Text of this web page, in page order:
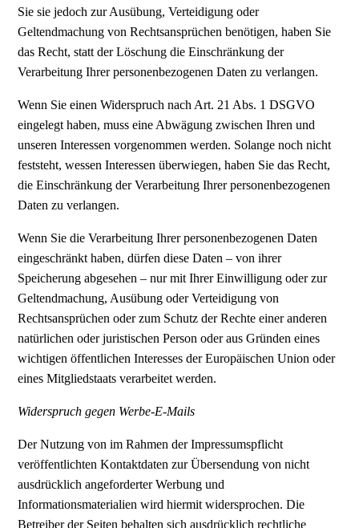
Sie sie jedoch zur Ausübung, Verteidigung oder
Geltendmachung von Rechtsansprüchen benötigen, haben Sie
das Recht, statt der Löschung die Einschränkung der
Verarbeitung Ihrer personenbezogenen Daten zu verlangen.
Wenn Sie einen Widerspruch nach Art. 21 Abs. 1 DSGVO
eingelegt haben, muss eine Abwägung zwischen Ihren und
unseren Interessen vorgenommen werden. Solange noch nicht
feststeht, wessen Interessen überwiegen, haben Sie das Recht,
die Einschränkung der Verarbeitung Ihrer personenbezogenen
Daten zu verlangen.
Wenn Sie die Verarbeitung Ihrer personenbezogenen Daten
eingeschränkt haben, dürfen diese Daten – von ihrer
Speicherung abgesehen – nur mit Ihrer Einwilligung oder zur
Geltendmachung, Ausübung oder Verteidigung von
Rechtsansprüchen oder zum Schutz der Rechte einer anderen
natürlichen oder juristischen Person oder aus Gründen eines
wichtigen öffentlichen Interesses der Europäischen Union oder
eines Mitgliedstaats verarbeitet werden.
Widerspruch gegen Werbe-E-Mails
Der Nutzung von im Rahmen der Impressumspflicht
veröffentlichten Kontaktdaten zur Übersendung von nicht
ausdrücklich angeforderter Werbung und
Informationsmaterialien wird hiermit widersprochen. Die
Betreiber der Seiten behalten sich ausdrücklich rechtliche